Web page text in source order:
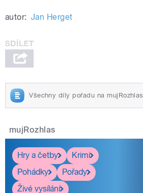
autor: Jan Herget
Všechny díly pořadu na mujRozhlas
mujRozhlas
Hry a četby
Krimi
Pohádky
Pořady
Živé vysílání